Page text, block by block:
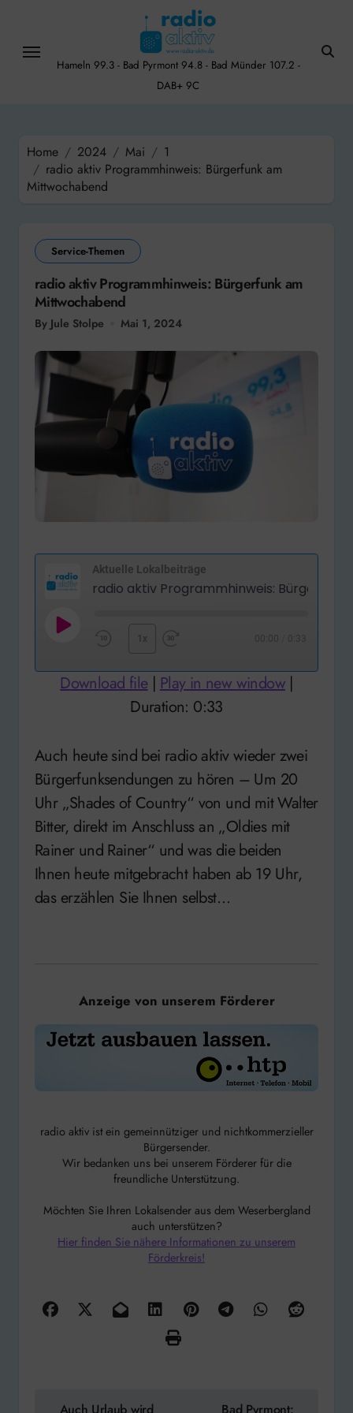
content
Hameln 99.3 - Bad Pyrmont 94.8 - Bad Münder 107.2 -
DAB+ 9C
Home 2024 Mai
1
radio aktiv Programmhinweis: Bürgerfunk am
Mittwochabend
Service-Themen
radio aktiv Programmhinweis: Bürgerfunk am
Mittwochabend
By Jule Stolpe Mai 1, 2024
Aktuelle Lokalbeiträge
Play
10
Seconds
1x
Forward
0:33
Download file| Play in new window|
Duration: 0:33
Auch heute sind bei radio aktiv wieder zwei
Bürgerfunksendungen zu hören – Um 20
Uhr „Shades of Country“ von und mit Walter
Bitter, direkt im Anschluss an „Oldies mit
Rainer und Rainer“ und was die beiden
Ihnen heute mitgebracht haben ab 19 Uhr,
das erzählen Sie Ihnen selbst…
Anzeige von unserem Förderer
radio aktiv ist ein gemeinnütziger und nichtkommerzieller
Bürgersender.
Wir bedanken uns bei unserem Förderer für die
freundliche Unterstützung.
Möchten Sie Ihren Lokalsender aus dem Weserbergland
auch unterstützen?
Hier finden Sie nähere Informationen zu unserem
Förderkreis!
Beitragsnavigation